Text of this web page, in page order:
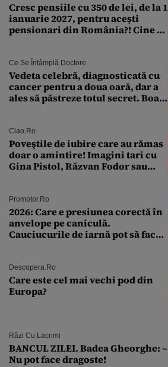
Cresc pensiile cu 350 de lei, de la 1
ianuarie 2027, pentru acești
pensionari din România?! Cine se
Ce Se Întâmplă Doctore
Vedeta celebră, diagnosticată cu
cancer pentru a doua oară, dar a
ales să păstreze totul secret. Boala
Ciao.ro
Poveştile de iubire care au rămas
doar o amintire! Imagini tari cu
Gina Pistol, Răzvan Fodor sau
Promotor.ro
2026: Care e presiunea corectă în
anvelope pe caniculă.
Cauciucurile de iarnă pot să facă
Descopera.ro
Care este cel mai vechi pod din
Europa?
Râzi Cu Lacrimi
BANCUL ZILEI. Badea Gheorghe: –
Nu pot face dragoste!